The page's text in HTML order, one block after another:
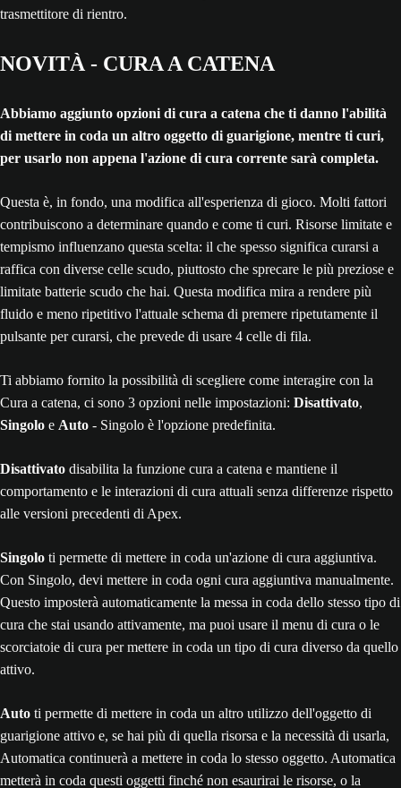
trasmettitore di rientro.
NOVITÀ - CURA A CATENA
Abbiamo aggiunto opzioni di cura a catena che ti danno l'abilità
di mettere in coda un altro oggetto di guarigione, mentre ti curi,
per usarlo non appena l'azione di cura corrente sarà completa.
Questa è, in fondo, una modifica all'esperienza di gioco. Molti fattori
contribuiscono a determinare quando e come ti curi. Risorse limitate e
tempismo influenzano questa scelta: il che spesso significa curarsi a
raffica con diverse celle scudo, piuttosto che sprecare le più preziose e
limitate batterie scudo che hai. Questa modifica mira a rendere più
fluido e meno ripetitivo l'attuale schema di premere ripetutamente il
pulsante per curarsi, che prevede di usare 4 celle di fila.
Ti abbiamo fornito la possibilità di scegliere come interagire con la
Cura a catena, ci sono 3 opzioni nelle impostazioni: Disattivato,
Singolo e Auto - Singolo è l'opzione predefinita.
Disattivato disabilita la funzione cura a catena e mantiene il
comportamento e le interazioni di cura attuali senza differenze rispetto
alle versioni precedenti di Apex.
Singolo ti permette di mettere in coda un'azione di cura aggiuntiva.
Con Singolo, devi mettere in coda ogni cura aggiuntiva manualmente.
Questo imposterà automaticamente la messa in coda dello stesso tipo di
cura che stai usando attivamente, ma puoi usare il menu di cura o le
scorciatoie di cura per mettere in coda un tipo di cura diverso da quello
attivo.
Auto ti permette di mettere in coda un altro utilizzo dell'oggetto di
guarigione attivo e, se hai più di quella risorsa e la necessità di usarla,
Automatica continuerà a mettere in coda lo stesso oggetto. Automatica
metterà in coda questi oggetti finché non esaurirai le risorse, o la